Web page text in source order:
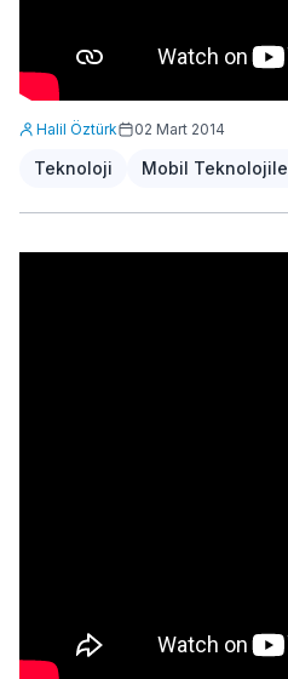
Halil Öztürk 02 Mart 2014
Teknoloji Mobil